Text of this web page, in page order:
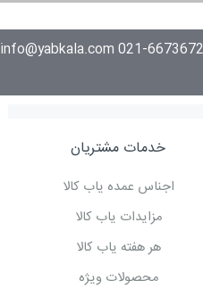
خدمات مشتریان
اجناس عمده یاب کالا
مزایدات یاب کالا
هر هفته یاب کالا
محصولات ویژه